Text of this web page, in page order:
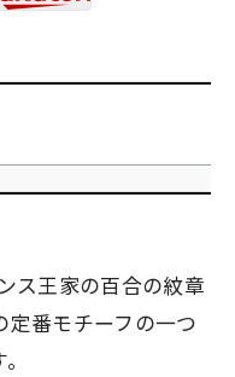
ス王家の百合の紋章
定番モチーフの一つ